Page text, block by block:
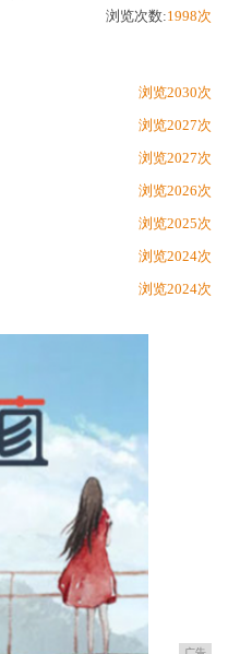
浏览次数:1998次
浏览2030次
浏览2027次
浏览2027次
浏览2026次
浏览2025次
浏览2024次
浏览2024次